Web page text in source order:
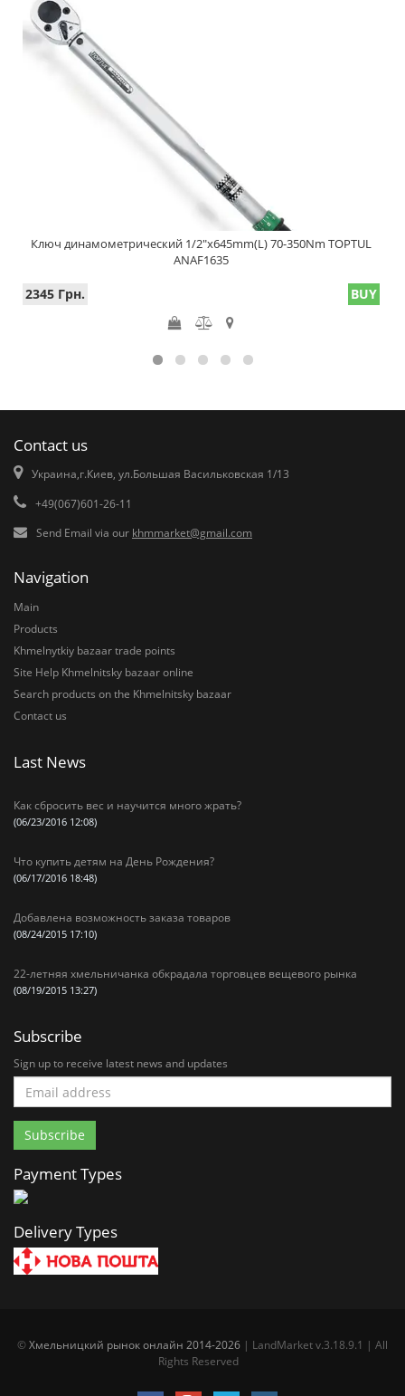
Ключ динамометрический 1/2"x645mm(L) 70-350Nm TOPTUL
ANAF1635
2345 Грн. BUY
Contact us
Украина,г.Киев, ул.Большая Васильковская 1/13
+49(067)601-26-11
Send Email via our khmmarket@gmail.com
Navigation
Main
Products
Khmelnytkiy bazaar trade points
Site Help Khmelnitsky bazaar online
Search products on the Khmelnitsky bazaar
Contact us
Last News
Как сбросить вес и научится много жрать?
(06/23/2016 12:08)
Что купить детям на День Рождения?
(06/17/2016 18:48)
Добавлена возможность заказа товаров
(08/24/2015 17:10)
22-летняя хмельничанка обкрадала торговцев вещевого рынка
(08/19/2015 13:27)
Subscribe
Sign up to receive latest news and updates
Payment Types
Delivery Types
©Хмельницкий рынок онлайн 2014-2026 | LandMarket v.3.18.9.1 | All
Rights Reserved